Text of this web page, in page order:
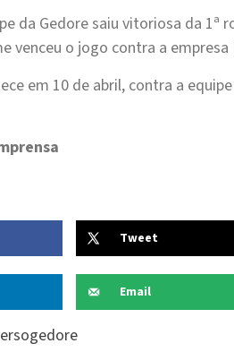
da Gedore saiu vitoriosa da 1ª
venceu o jogo contra a
em 10 de abril, contra a
Tweet
Email